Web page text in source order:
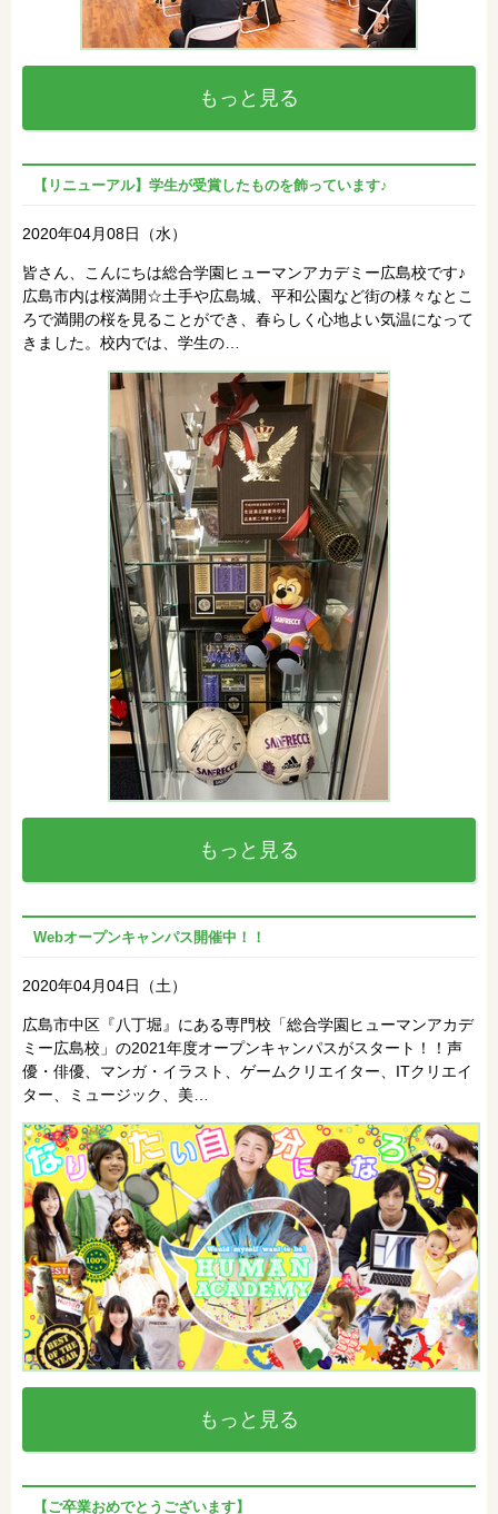
もっと見る
【リニューアル】学生が受賞したものを飾っています♪
2020年04月08日（水）
皆さん、こんにちは総合学園ヒューマンアカデミー広島校です♪
広島市内は桜満開☆土手や広島城、平和公園など街の様々なとこ
ろで満開の桜を見ることができ、春らしく心地よい気温になって
きました。校内では、学生の…
もっと見る
Webオープンキャンパス開催中！！
2020年04月04日（土）
広島市中区『八丁堀』にある専門校「総合学園ヒューマンアカデ
ミー広島校」の2021年度オープンキャンパスがスタート！！声
優・俳優、マンガ・イラスト、ゲームクリエイター、ITクリエイ
ター、ミュージック、美…
もっと見る
【ご卒業おめでとうございます】